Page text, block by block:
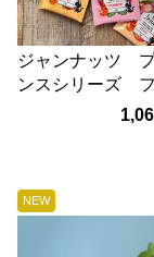
ジャンナッツ
ンスシリーズ
ティーアソー
NEW